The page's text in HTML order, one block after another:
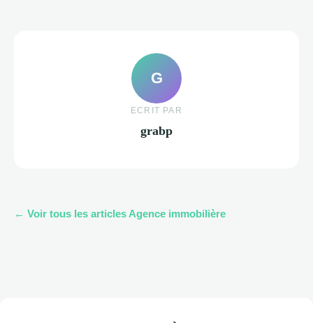
G
ECRIT PAR
grabp
← Voir tous les articles Agence immobilière